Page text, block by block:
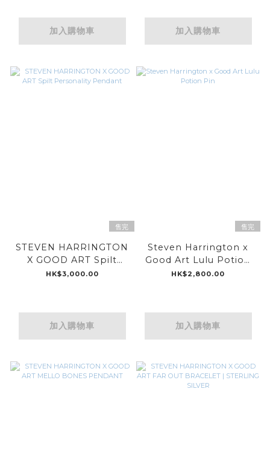
加入購物車 加入購物車
售完
STEVEN HARRINGTON
X GOOD ART Spilt
Personality Pendant
HK$3,000.00
加入購物車
售完
Steven Harrington x
Good Art Lulu Potion
Pin
HK$2,800.00
加入購物車